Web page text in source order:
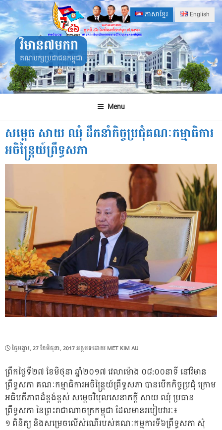
Skip
to
content
ភាសាខ្មែរ English
វិមាន៧មករា
គណបក្សប្រជាជនកម្ពុជា
Menu
សម្តេច សាយ ឈុំ ដឹកនាំកិច្ចប្រជុំគណៈកម្មាធិការ
អចិន្រ្តៃយ៍ព្រឹទ្ធសភា
POSTED
ថ្ងៃ​អង្គារ, 27 ខែ​មិថុនា, 2017អត្ថបទដោយ MET KIM AU
ព្រឹកថ្ងៃទី២៧ ខែមិថុនា ឆ្នាំ២០១៧ វេលាម៉ោង ០៨:០០នាទី នៅវិមាន
ព្រឹទ្ធសភា គណៈកម្មាធិការអចិន្រ្តៃយ៍ព្រឹទ្ធសភា បានបើកកិច្ចប្រជុំ ក្រោម
អធិបតីភាពដ៏ខ្ពង់ខ្ពស់ សម្តេចវិបុលសេនាភក្តី សាយ ឈុំ ប្រធាន
ព្រឹទ្ធសភា នៃព្រះរាជាណាចក្រកម្ពុជា ដែលមានរបៀបវារៈ៖
១ ពិនិត្យ និងសម្រេចលើសំណើរបស់គណៈកម្មការទី៦ព្រឹទ្ធសភា សុំ